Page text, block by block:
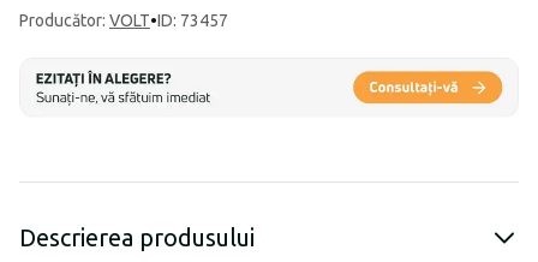
Producător: VOLT•ID: 73457
Descrierea produsului